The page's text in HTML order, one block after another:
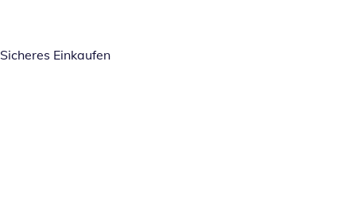
Sicheres Einkaufen